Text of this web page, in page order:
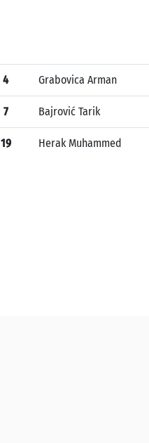
4 Grabovica Arman
7 Bajrović Tarik
19 Herak Muhammed